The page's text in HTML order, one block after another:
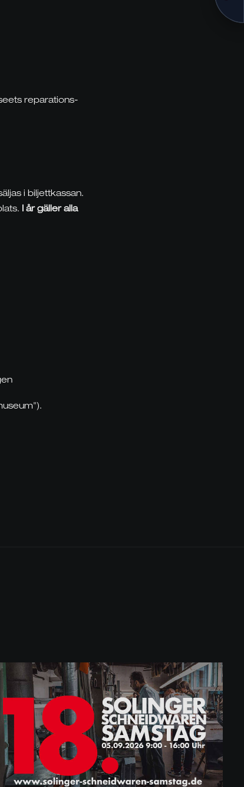
reparations-
i biljettkassan.
I år gäller alla